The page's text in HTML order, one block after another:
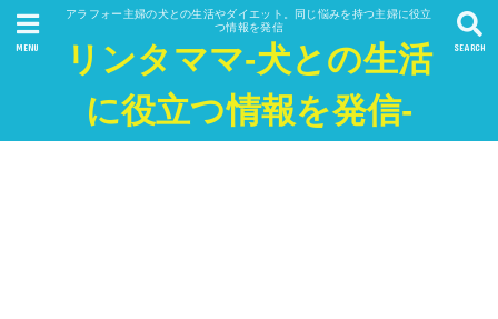
アラフォー主婦の犬との生活やダイエット。同じ悩みを持つ主婦に役立
つ情報を発信
リンタママ-犬との生活
に役立つ情報を発信-
SEARCH
MENU